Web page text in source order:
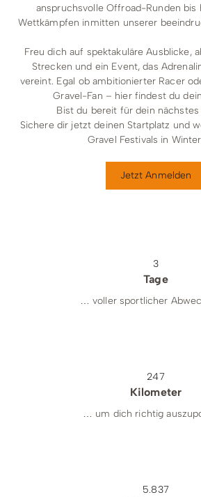
anspruchsvolle Offroad-Runden bis
Wettkämpfen inmitten unserer
Freu dich auf spektakuläre Ausblicke,
Strecken und ein Event, das
vereint. Egal ob ambitionierter Racer
Gravel-Fan – hier findest du
Bist du bereit für dein
Sichere dir jetzt deinen Startplatz und
Gravel Festivals in
Jetzt Anmelden
3
Tage
… voller sportlicher
248
Kilometer
… um dich richtig
5.850